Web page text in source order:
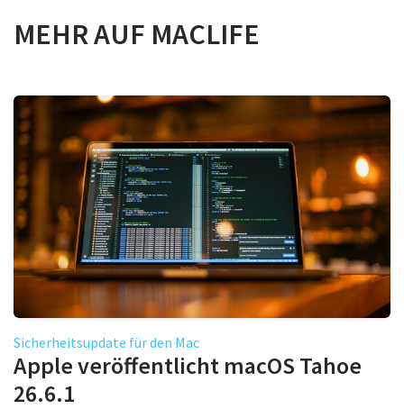
MEHR AUF MACLIFE
Sicherheitsupdate für den Mac
Apple veröffentlicht macOS Tahoe
26.6.1